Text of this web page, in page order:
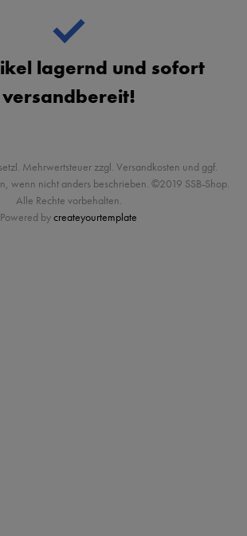
lagernd und sofort
versandbereit!
Mehrwertsteuer zzgl. Versandkosten und ggf.
wenn nicht anders beschrieben. ©2019 SSB-Shop.
Alle Rechte vorbehalten.
Powered bycreateyourtemplate